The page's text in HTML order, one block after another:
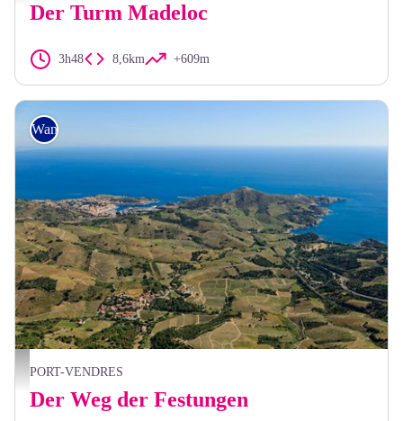
Der Turm Madeloc
3h48 8,6km +609m
Frédéric Hedelin
Wandern
PORT-VENDRES
Der Weg der Festungen